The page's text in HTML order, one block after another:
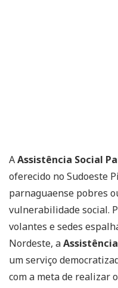
AAssistência Social
oferecido no Sudoeste
parnaguaense pobres
vulnerabilidade social.
volantes e sedes
Nordeste, a
um serviço
com a meta de realizar